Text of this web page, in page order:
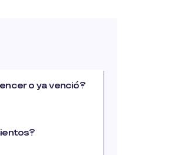
o ya venció?